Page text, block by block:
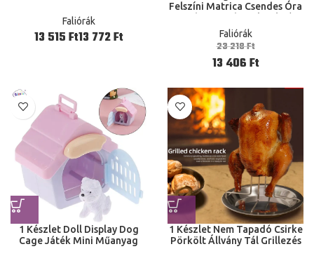
Faliórák
Ft Ft
Felszíni Matrica Csendes Óra
Hálószoba
Faliórák
23 218Ft
13 406Ft
1 Készlet Doll Display Dog
Cage Játék Mini Műanyag
1 Készlet Nem Tapadó Csirke
Pörkölt Állvány Tál Grillezés